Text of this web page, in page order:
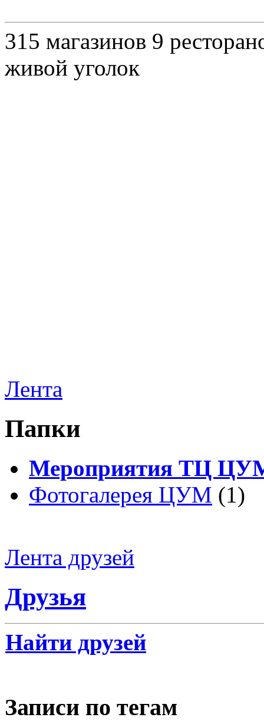
315 магазинов 9
живой уголок
Лента
Папки
Мероприятия ТЦ
Фотогалерея ЦУМ (1)
Лента друзей
Друзья
Найти друзей
Записи по тегам